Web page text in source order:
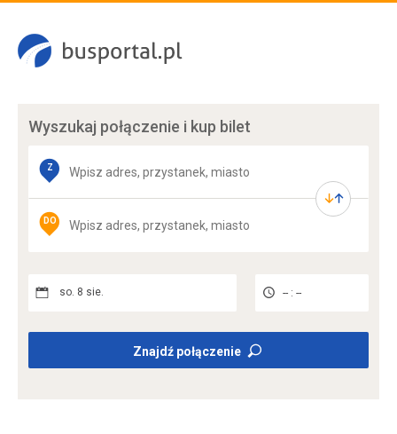
Wyszukaj połączenie i kup bilet
Z
DO
so. 8 sie. -- : --
Znajdź połączenie